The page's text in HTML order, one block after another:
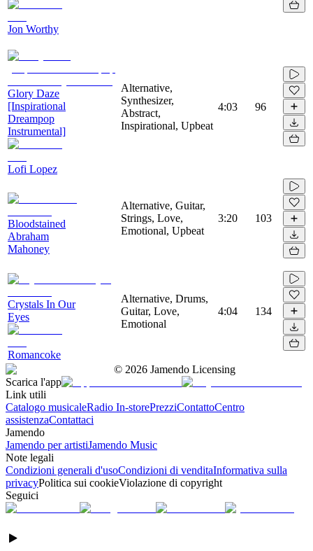
Jon Worthy
Glory Daze
[Inspirational
Dreampop
Instrumental]
Lofi Lopez
Alternative,
Synthesizer,
Abstract,
Inspirational, Upbeat
4:03 96
Bloodstained
Abraham
Mahoney
Alternative, Guitar,
Strings, Love,
Emotional, Upbeat
3:20 103
Crystals In Our
Eyes
Romancoke
Alternative, Drums,
Guitar, Love,
Emotional
4:04 134
© 2026 Jamendo Licensing
Scarica l'app
Link utili
Catalogo musicaleRadio In-storePrezziContattoCentro
assistenzaContattaci
Jamendo
Jamendo per artistiJamendo Music
Note legali
Condizioni generali d'usoCondizioni di venditaInformativa sulla
privacyPolitica sui cookieViolazione di copyright
Seguici